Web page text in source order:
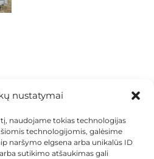
nustatymai
naudojame tokias technologijas
technologijomis, galėsime
naršymo elgsena arba unikalūs ID
sutikimo atšaukimas gali